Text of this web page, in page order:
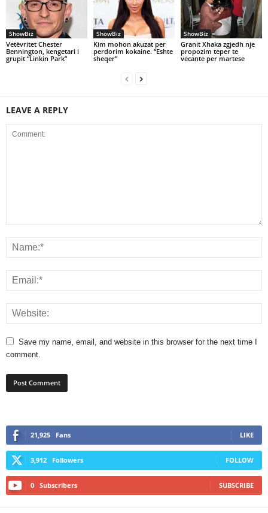
ShowBiz
Vetëvritet Chester
Bennington, kengetari i
grupit “Linkin Park”
ShowBiz
Kim mohon akuzat per
perdorim kokaine. “Eshte
sheqer”
ShowBiz
Granit Xhaka zgjedh nje
propozim teper te
vecante per martese
LEAVE A REPLY
Save my name, email, and website in this browser for the next time I
comment.
21,925 Fans LIKE
3,912 Followers FOLLOW
0 Subscribers SUBSCRIBE